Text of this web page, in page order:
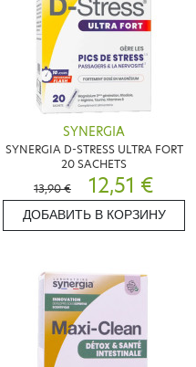
SYNERGIA
SYNERGIA D-STRESS ULTRA FORT
20 SACHETS
13,90 €
12,51 €
ДОБАВИТЬ В КОРЗИНУ